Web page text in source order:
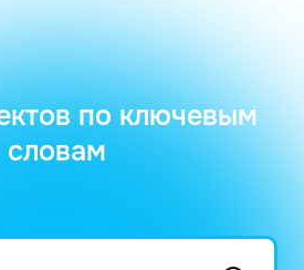
по ключевым
словам